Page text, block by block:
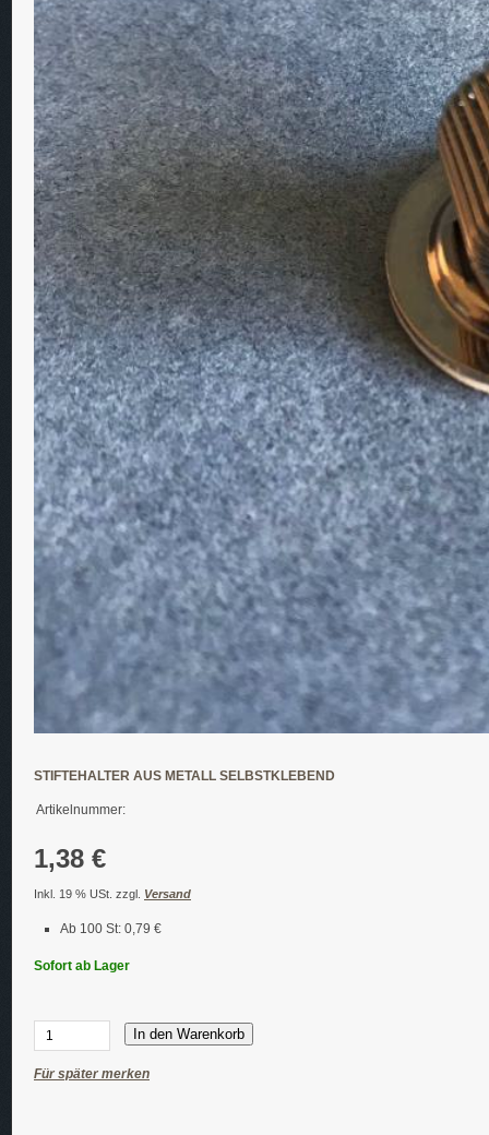
STIFTEHALTER AUS METALL SELBSTKLEBEND
Artikelnummer:
1,38 €
Inkl. 19 % USt. zzgl. Versand
Ab 100 St: 0,79 €
Sofort ab Lager
In den Warenkorb
Für später merken